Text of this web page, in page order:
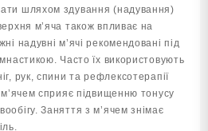
шляхом здування (надування)
м’яча також впливає на
надувні м’ячі рекомендовані під
Часто їх використовують
рук, спини та рефлексотерапії
сприяє підвищенню тонусу
Заняття з м’ячем знімає